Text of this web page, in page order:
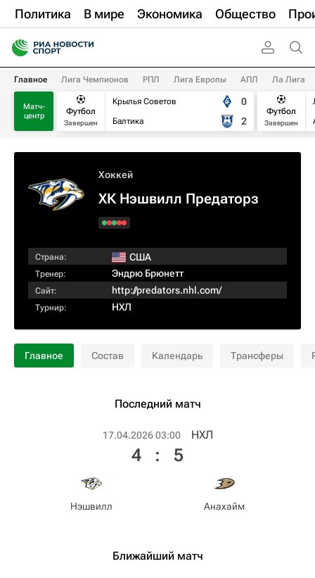
Политика В мире Экономика Общество
Главное Лига Чемпионов РПЛ Лига Европы АПЛ Ла Лига
Матч-
центр
Футбол
Завершен
Крылья Советов
Балтика
0
2
Футбол
Завершен
Хоккей
ХК Нэшвилл Предаторз
Страна: США
Тренер: Эндрю Брюнетт
Сайт: http://predators.nhl.com/
Турнир: НХЛ
Главное Состав Календарь Трансферы
Последний матч
17.04.2026 03:00 НХЛ
Нэшвилл
4 : 5
Анахайм
Ближайший матч